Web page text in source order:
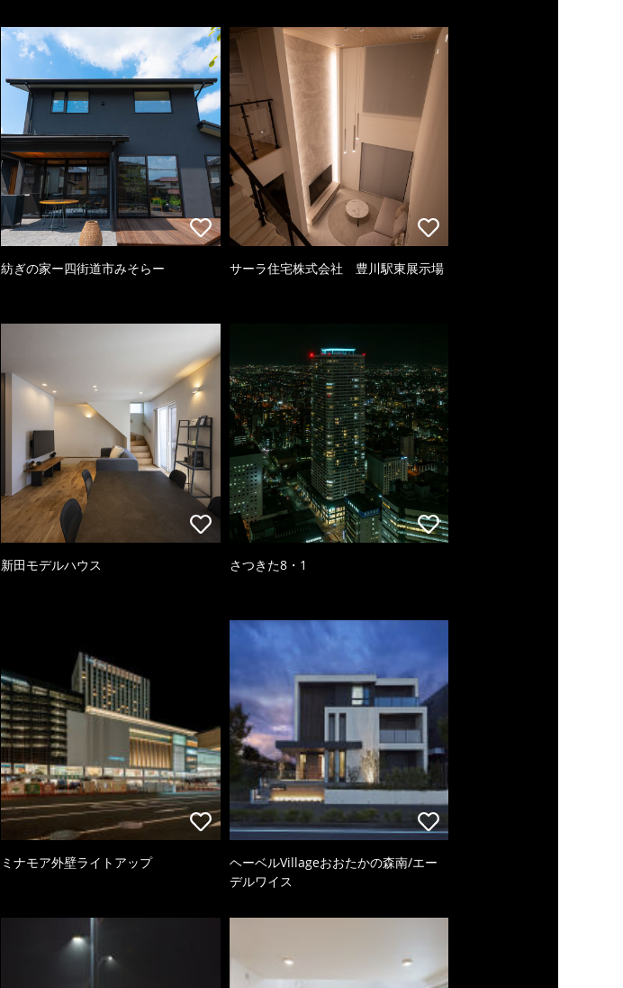
紡ぎの家ー四街道市みそらー サーラ住宅株式会社 豊川駅東展示場
新田モデルハウス さつきた8・1
ミナモア外壁ライトアップ
ヘーベルVillageおおたかの森南/エー
デルワイス